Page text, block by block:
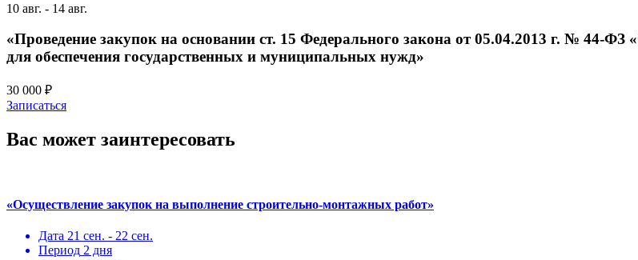
10 авг. - 14 авг.
«Проведение закупок на основании ст. 15 Федерального закона от 05.04.2013 г. № 44-ФЗ
для обеспечения государственных и муниципальных нужд»
30 000 ₽
Записаться
Вас может заинтересовать
«Осуществление закупок на выполнение строительно-монтажных работ»
Дата 21 сен. - 22 сен.
Период 2 дня